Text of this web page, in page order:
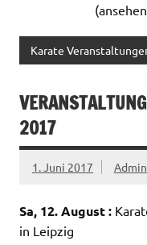
Karate
2017
1. Juni 2017
Sa, 12. August :
in Leipzig